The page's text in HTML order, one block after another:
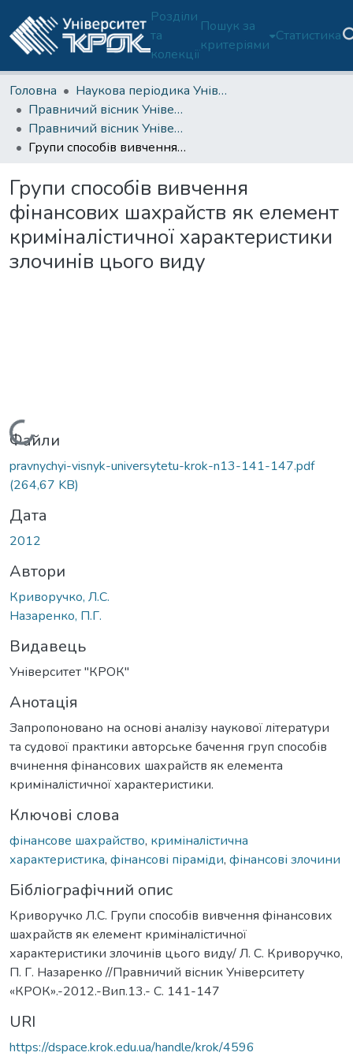
Розділи
та
колекції
Пошук за
критеріями
Статистика
Головна
Наукова періодика Університету
Правничий вісник Університету "КРОК"
Правничий вісник Університету "КРОК". 2012. № 13
Групи способів вивчення фінансових шахрайств як елемент криміналістичної характеристики злочинів цього виду
Групи способів вивчення
фінансових шахрайств як елемент
криміналістичної характеристики
злочинів цього виду
Вантажиться...
Файли
pravnychyi-visnyk-universytetu-krok-n13-141-147.pdf
(264,67 KB)
Дата
2012
Автори
Криворучко, Л.С.
Назаренко, П.Г.
Видавець
Університет "КРОК"
Анотація
Запропоновано на основі аналізу наукової літератури
та судової практики авторське бачення груп способів
вчинення фінансових шахрайств як елемента
криміналістичної характеристики.
Ключові слова
фінансове шахрайство, криміналістична
характеристика, фінансові піраміди, фінансові злочини
Бібліографічний опис
Криворучко Л.С. Групи способів вивчення фінансових
шахрайств як елемент криміналістичної
характеристики злочинів цього виду/ Л. С. Криворучко,
П. Г. Назаренко //Правничий вісник Університету
«КРОК».-2012.-Вип.13.- С. 141-147
URI
https://dspace.krok.edu.ua/handle/krok/4596